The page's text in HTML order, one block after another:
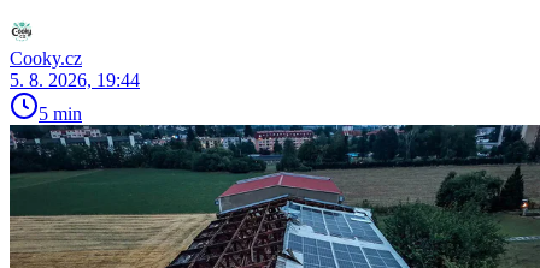
Cooky.cz
5. 8. 2026, 19:44
5 min